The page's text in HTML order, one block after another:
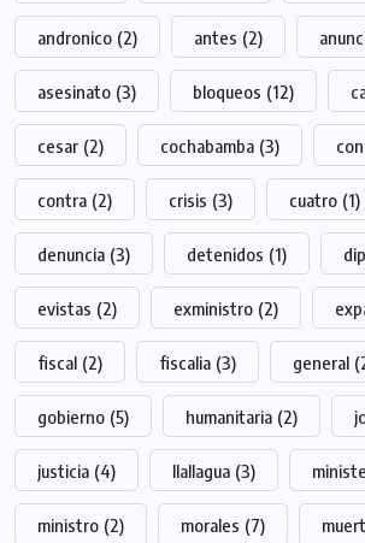
andronico (2) antes (2)
asesinato (3) bloqueos (12)
cesar (2) cochabamba (3)
contra (2) crisis (3) cuatro (1)
denuncia (3) detenidos (1)
evistas (2) exministro (2)
fiscal (2) fiscalia (3) general
gobierno (5) humanitaria (2)
justicia (4) llallagua (3)
ministro (2) morales (7)